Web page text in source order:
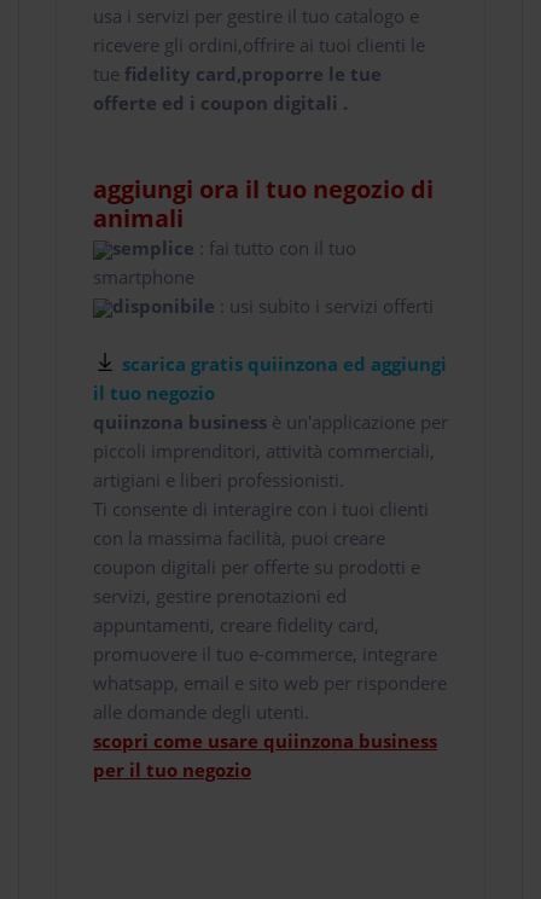
usa i servizi per gestire il tuo catalogo e
ricevere gli ordini,offrire ai tuoi clienti le
tue fidelity card,proporre le tue
offerte ed i coupon digitali .
aggiungi ora il tuo negozio di
animali
semplice : fai tutto con il tuo
smartphone
disponibile : usi subito i servizi offerti
scarica gratis quiinzona ed aggiungi
il tuo negozio
quiinzona business è un'applicazione per
piccoli imprenditori, attività commerciali,
artigiani e liberi professionisti.
Ti consente di interagire con i tuoi clienti
con la massima facilità, puoi creare
coupon digitali per offerte su prodotti e
servizi, gestire prenotazioni ed
appuntamenti, creare fidelity card,
promuovere il tuo e-commerce, integrare
whatsapp, email e sito web per rispondere
alle domande degli utenti.
scopri come usare quiinzona business
per il tuo negozio